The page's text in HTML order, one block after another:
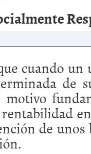
variable española: la
febrero 23, 2026
fija domina los fondos
por la deuda
febrero
de inversión
cuando
de
de unos